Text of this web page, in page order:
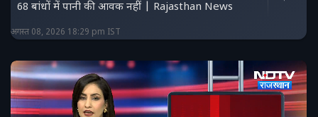
68 बांधों में पानी की आवक नहीं | Rajasthan News
अगस्त 08, 2026 18:29 pm IST